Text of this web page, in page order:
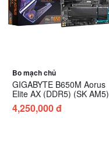
Bo mạch chủ
GIGABYTE B650M Aorus
Elite AX (DDR5) (SK AM5)
4,250,000 đ